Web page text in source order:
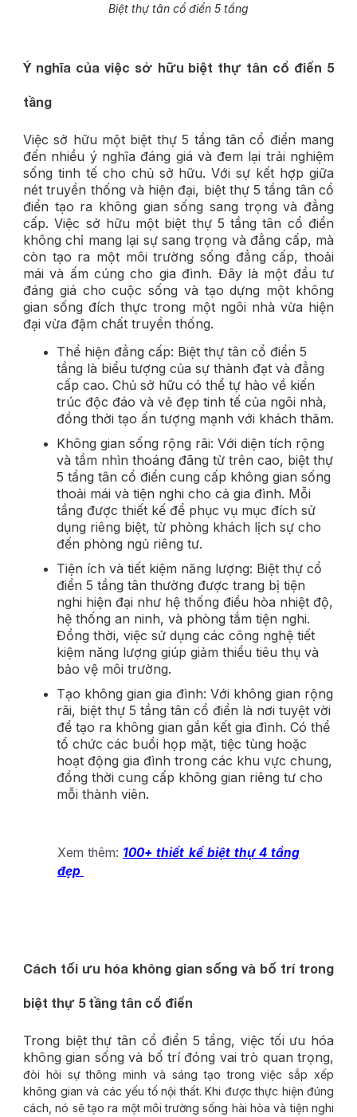
Biệt thự tân cổ điển 5 tầng
Ý nghĩa của việc sở hữu biệt thự tân cổ điển 5
tầng
Việc sở hữu một biệt thự 5 tầng tân cổ điển mang
đến nhiều ý nghĩa đáng giá và đem lại trải nghiệm
sống tinh tế cho chủ sở hữu. Với sự kết hợp giữa
nét truyền thống và hiện đại, biệt thự 5 tầng tân cổ
điển tạo ra không gian sống sang trọng và đẳng
cấp.Việc sở hữu một biệt thự 5 tầng tân cổ điển
không chỉ mang lại sự sang trọng và đẳng cấp, mà
còn tạo ra một môi trường sống đẳng cấp, thoải
mái và ấm cúng cho gia đình. Đây là một đầu tư
đáng giá cho cuộc sống và tạo dựng một không
gian sống đích thực trong một ngôi nhà vừa hiện
đại vừa đậm chất truyền thống.
Thể hiện đẳng cấp: Biệt thự tân cổ điển 5
tầng là biểu tượng của sự thành đạt và đẳng
cấp cao. Chủ sở hữu có thể tự hào về kiến
trúc độc đáo và vẻ đẹp tinh tế của ngôi nhà,
đồng thời tạo ấn tượng mạnh với khách thăm.
Không gian sống rộng rãi: Với diện tích rộng
và tầm nhìn thoáng đãng từ trên cao, biệt thự
5 tầng tân cổ điển cung cấp không gian sống
thoải mái và tiện nghi cho cả gia đình. Mỗi
tầng được thiết kế để phục vụ mục đích sử
dụng riêng biệt, từ phòng khách lịch sự cho
đến phòng ngủ riêng tư.
Tiện ích và tiết kiệm năng lượng: Biệt thự cổ
điển 5 tầng tân thường được trang bị tiện
nghi hiện đại như hệ thống điều hòa nhiệt độ,
hệ thống an ninh, và phòng tắm tiện nghi.
Đồng thời, việc sử dụng các công nghệ tiết
kiệm năng lượng giúp giảm thiểu tiêu thụ và
bảo vệ môi trường.
Tạo không gian gia đình: Với không gian rộng
rãi, biệt thự 5 tầng tân cổ điển là nơi tuyệt vời
để tạo ra không gian gắn kết gia đình. Có thể
tổ chức các buổi họp mặt, tiệc tùng hoặc
hoạt động gia đình trong các khu vực chung,
đồng thời cung cấp không gian riêng tư cho
mỗi thành viên.
Xem thêm: 100+ thiết kế biệt thự 4 tầng
đẹp
Cách tối ưu hóa không gian sống và bố trí trong
biệt thự 5 tầng tân cổ điển
Trong biệt thự tân cổ điển 5 tầng, việc tối ưu hóa
không gian sống và bố trí đóng vai trò quan trọng,
đòi hỏi sự thông minh và sáng tạo trong việc sắp xếp
không gian và các yếu tố nội thất. Khi được thực hiện đúng
cách, nó sẽ tạo ra một môi trường sống hài hòa và tiện nghi